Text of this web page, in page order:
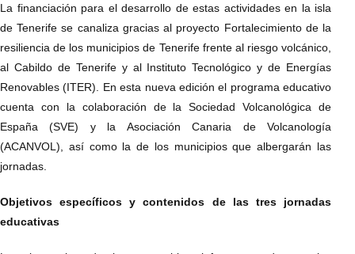
La financiación para el desarrollo de estas actividades en la isla
de Tenerife se canaliza gracias al proyecto Fortalecimiento de la
resiliencia de los municipios de Tenerife frente al riesgo volcánico,
al Cabildo de Tenerife y al Instituto Tecnológico y de Energías
Renovables (ITER). En esta nueva edición el programa educativo
cuenta con la colaboración de la Sociedad Volcanológica de
España (SVE) y la Asociación Canaria de Volcanología
(ACANVOL), así como la de los municipios que albergarán las
jornadas.
Objetivos específicos y contenidos de las tres jornadas
educativas